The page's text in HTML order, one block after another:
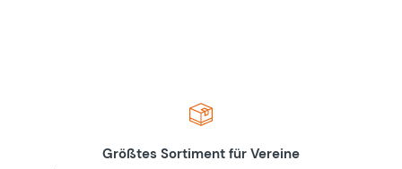
Größtes Sortiment für Vereine